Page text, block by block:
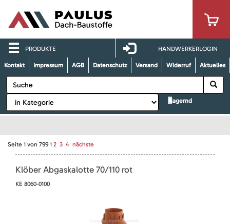
PRODUKTE HANDWERKERLOGIN
Kontakt Impressum AGB Datenschutz Versand Widerruf Aktuelles
lagernd
Seite 1 von 799 1 2 3 4 nächste
Klöber Abgaskalotte 70/110 rot
KE 8060-0100